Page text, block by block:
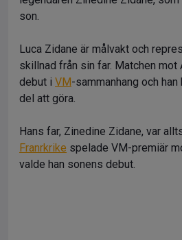
son.
Luca Zidane är målvakt och
skillnad från sin far. Matchen mot
debut i VM-sammanhang och
del att göra.
Hans far, Zinedine Zidane, var
Franrkrike spelade VM-premiär
valde han sonens debut.